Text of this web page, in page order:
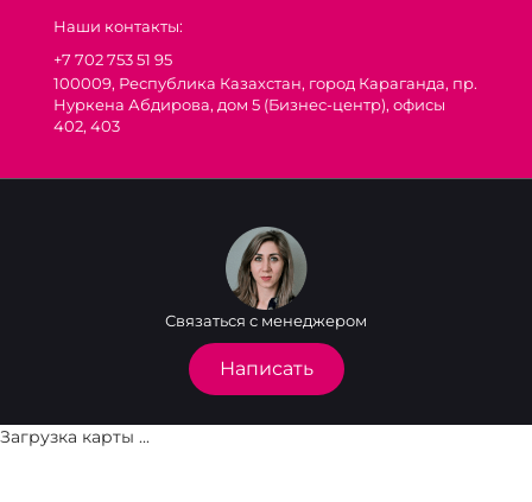
Наши контакты:
+7 702 753 51 95
100009, Республика Казахстан, город Караганда, пр.
Нуркена Абдирова, дом 5 (Бизнес-центр), офисы
402, 403
Связаться с менеджером
Написать
Загрузка карты ...